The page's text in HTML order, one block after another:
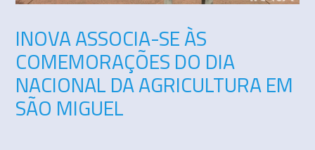
INOVA ASSOCIA-SE ÀS
COMEMORAÇÕES DO DIA
NACIONAL DA AGRICULTURA EM
SÃO MIGUEL